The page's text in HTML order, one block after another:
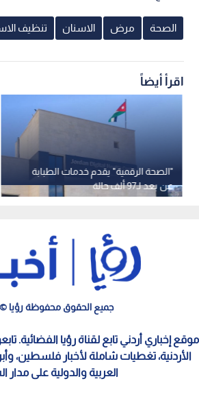
الصحة مرض الاسنان تنظيف
اقرأ أيضاً
"الصحة الرقمية" يقدم خدمات الطبابة
عن بعد لـ97 ألف حالة
جميع الحقوق محفوظة رؤيا ©
موقع إخباري أردني تابع لقناة رؤيا الفضائية.
الأردنية، تغطيات شاملة لأخبار فلسطين،
العربية والدولية على مدار